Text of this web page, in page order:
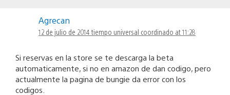
Agrecan
12 de julio de 2014 tiempo universal coordinado at 11:28
Si reservas en la store se te descarga la beta
automaticamente, si no en amazon de dan codigo, pero
actualmente la pagina de bungie da error con los
codigos.